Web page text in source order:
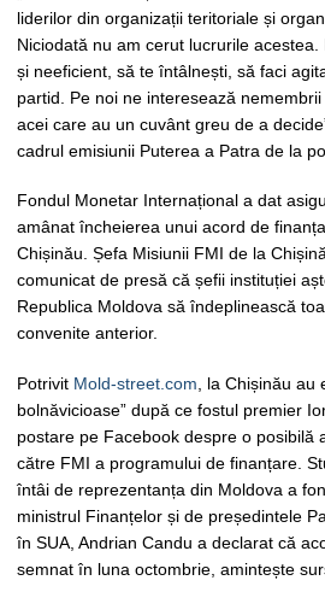
liderilor din organizații teritoriale și
Niciodată nu am cerut lucrurile
și neeficient, să te întâlnești, să faci
partid. Pe noi ne interesează
acei care au un cuvânt greu de a
cadrul emisiunii Puterea a Patra de la
Fondul Monetar Internațional a dat
amânat încheierea unui acord de
Chișinău. Șefa Misiunii FMI de la
comunicat de presă că șefii instituției
Republica Moldova să îndeplinească
convenite anterior.
Potrivit Mold-street.com , la Chișinău au
bolnăvicioase” după ce fostul premier
postare pe Facebook despre o posibilă
către FMI a programului de finanțare.
întâi de reprezentanța din Moldova a
ministrul Finanțelor și de președintele
în SUA, Andrian Candu a declarat că
semnat în luna octombrie, amintește